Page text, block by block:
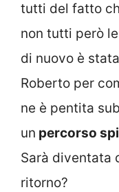
tutti del fatto
non tutti però le
di nuovo è
Roberto per
ne è pentita
un percorso
Sarà diventata
ritorno?